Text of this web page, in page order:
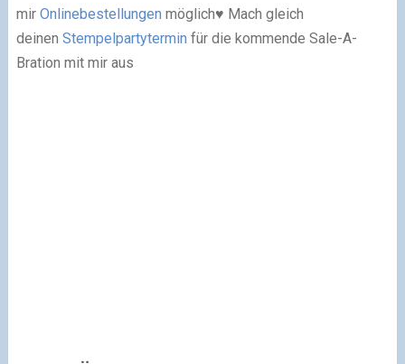
mir Onlinebestellungen möglich♥ Mach gleich
deinen Stempelpartytermin für die kommende Sale-A-
Bration mit mir aus